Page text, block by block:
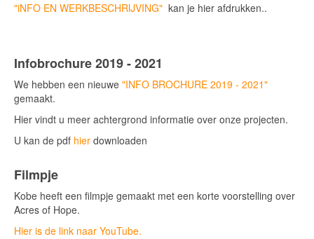
"iNFO EN WERKBESCHRIJVING" kan je hier afdrukken..
Infobrochure 2019 - 2021
We hebben een nieuwe "INFO BROCHURE 2019 - 2021"
gemaakt.
Hier vindt u meer achtergrond informatie over onze projecten.
U kan de pdf hier downloaden
Filmpje
Kobe heeft een filmpje gemaakt met een korte voorstelling over
Acres of Hope.
Hier is de link naar YouTube.